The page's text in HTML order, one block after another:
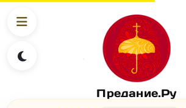
Предание.Ру